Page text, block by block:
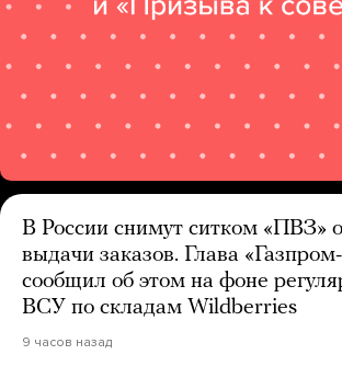
В России снимут ситком «ПВЗ»
выдачи заказов. Глава
сообщил об этом на фоне
ВСУ по складам Wildberries
9 часов назад